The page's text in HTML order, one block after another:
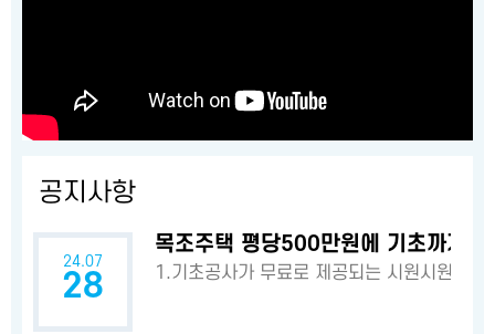
공지사항
24.07
28
목조주택 평당500만원에 기초까지?
1.기초공사가 무료로 제공되는 시원시원한